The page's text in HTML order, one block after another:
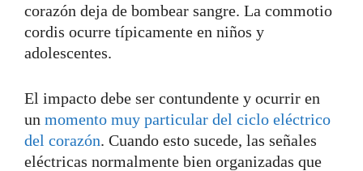
corazón deja de bombear sangre. La commotio
cordis ocurre típicamente en niños y
adolescentes.
El impacto debe ser contundente y ocurrir en
un momento muy particular del ciclo eléctrico
del corazón. Cuando esto sucede, las señales
eléctricas normalmente bien organizadas que